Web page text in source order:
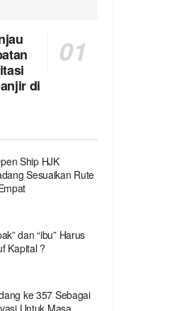
di
Ship HJK
Sesuaikan Rute
dan “ibu” Harus
Kapital ?
ke 357 Sebagai